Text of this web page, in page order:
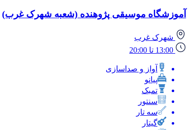
آموزشگاه موسیقی پژوهنده (شعبه شهرک غرب)
شهرک غرب
13:00 تا 20:00
آواز و صداسازی
پیانو
تمبک
سنتور
سه تار
گیتار